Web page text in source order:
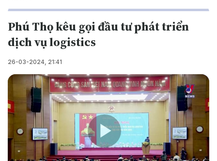
Phú Thọ kêu gọi đầu tư phát triển
dịch vụ logistics
26-03-2024, 21:41
Play